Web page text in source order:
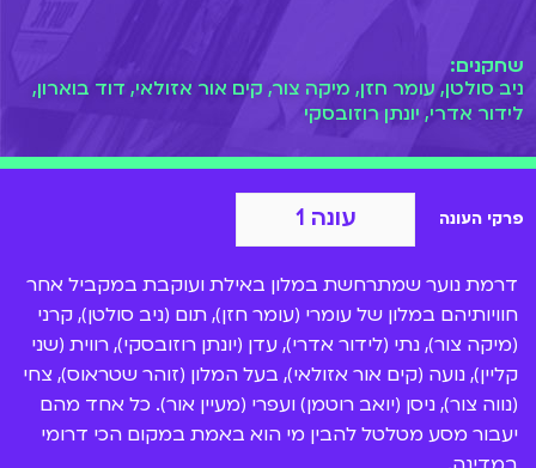
עדן הוא במקרה גם האקס של נועה בן שושן (
קים אור
אזולאי
), הבת של בעל המלון שחושבת שהכל מגיע לה. היא
אושיית רשת שחצנית וסנובית שמנסה להקים מותג משלה.
לנועה יש אקס נוסף, דין (דוד בוארון), שהוא גם המציל של
בריכת המלון.
אל המלון מגיעים גם צחי (נוה צור
מטרה אחת – להשיג את הנשיקה הראשונה של ניסן. הם גם
מספקים את הרגעים הכי קורעים בסדרה! בסדרה תכירו גם
את עפרי (מעיין אור) ואת דנה (עמית סידי) החברות הכי
טובות.
אילת היאסדרת נוערמעניינת, סוחפת ומרגשת. הגיע הזמן
שגם אתם תצאו לחופשה באילת, גם אם זה מהספה, דרך
BIGI. רק שעם סידרה כזאת, אנחנו לא בטוחים כמה רגועה
תהיה החופשה הזאת…
שחקנים:
ניב סולטן, עומר חזן, מיקה צור, קים אור אזולאי, דוד בוארון,
לידור אדרי, יונתן רוזובסקי
פרקי העונה עונה 1
דרמת נוער שמתרחשת במלון באילת ועוקבת במקביל אחר
חוויותיהם במלון של עומרי (עומר חזן), תום (ניב סולטן), קרני
(מיקה צור), נתי (לידור אדרי), עדן (יונתן רוזובסקי), רווית (שני
קליין), נועה (קים אור אזולאי), בעל המלון (זוהר שטראוס), צחי
(נווה צור), ניסן (יואב רוטמן) ועפרי (מעיין אור). כל אחד מהם
יעבור מסע מטלטל להבין מי הוא באמת במקום הכי דרומי